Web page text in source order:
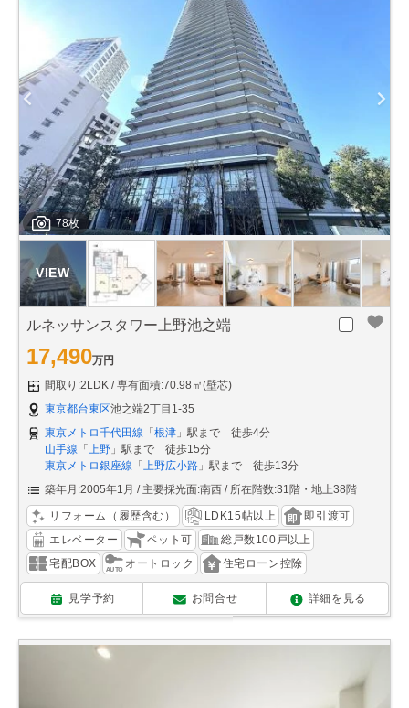
78枚
ルネッサンスタワー上野池之端
17,490万円
間取り:2LDK
専有面積:70.98㎡(壁芯)
東京都台東区池之端2丁目1-35
東京メトロ千代田線 「根津 」駅まで 徒歩4分
山手線 「 上野 」駅まで 徒歩15分
東京メトロ銀座線 「 上野広小路 」駅まで 徒歩13分
築年月:2005年1月
主要採光面:南西 所在階数:31階・地上38階
リフォーム（履歴含む） LDK15帖以上
即引渡可
エレベーター
ペット可
総戸数100戸以上
宅配BOX
オートロック 住宅ローン控除
見学予約 お問合せ 詳細を見る